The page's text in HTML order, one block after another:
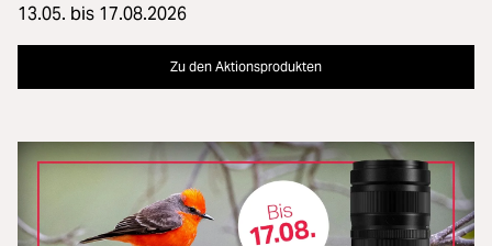
13.05. bis 17.08.2026
Zu den Aktionsprodukten